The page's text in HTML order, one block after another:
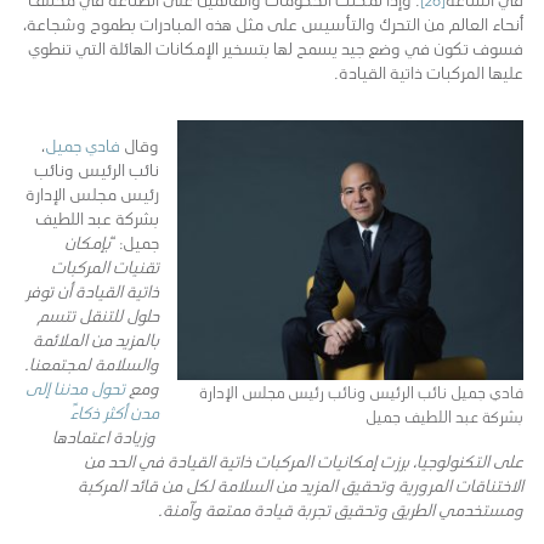
أنحاء العالم من التحرك والتأسيس على مثل هذه المبادرات بطموح وشجاعة،
فسوف تكون في وضع جيد يسمح لها بتسخير الإمكانات الهائلة التي تنطوي
عليها المركبات ذاتية القيادة.
فادي جميل نائب الرئيس ونائب رئيس مجلس الإدارة
بشركة عبد اللطيف جميل
وقال فادي جميل،
نائب الرئيس ونائب
رئيس مجلس الإدارة
بشركة عبد اللطيف
جميل: “بإمكان
تقنيات المركبات
ذاتية القيادة أن توفر
حلول للتنقل تتسم
بالمزيد من الملائمة
والسلامة لمجتمعنا.
ومعتحول مدننا إلى
مدن أكثر ذكاءً
وزيادة اعتمادها
على التكنولوجيا، برزت إمكانيات المركبات ذاتية القيادة في الحد من
الاختناقات المرورية وتحقيق المزيد من السلامة لكل من قائد المركبة
ومستخدمي الطريق وتحقيق تجربة قيادة ممتعة وآمنة.